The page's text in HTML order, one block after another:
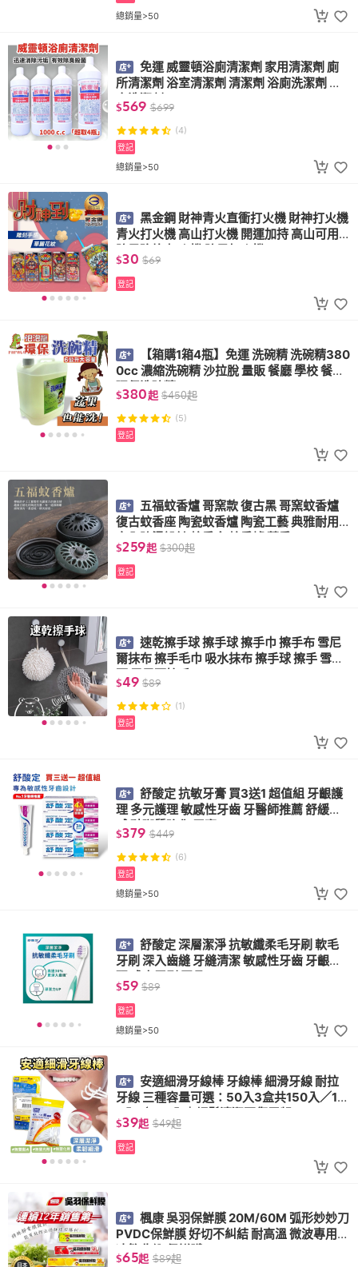
總銷量>50
免運 威靈頓浴廁清潔劑 家用清潔劑 廁
所清潔劑 浴室清潔劑 清潔劑 浴廁洗潔劑 浴
室洗潔劑
$569 $699
(4)
總銷量>50
登記
黑金鋼 財神青火直衝打火機 財神打火機
青火打火機 高山打火機 開運加持 高山可用
防風強焰 打火機 防風打火機
$30 $69
登記
【箱購1箱4瓶】免運 洗碗精 洗碗精380
0cc 濃縮洗碗精 沙拉脫 量販 餐廳 學校 餐盤
環保洗碗精
$380起 $450起
(5)
登記
五福蚊香爐 哥窯款 復古黑 哥窯蚊香爐
復古蚊香座 陶瓷蚊香爐 陶瓷工藝 典雅耐用
安全防燙設計 蚊香盒 蚊香爐 薰香
$259起 $300起
登記
速乾擦手球 擦手球 擦手巾 擦手布 雪尼
爾抹布 擦手毛巾 吸水抹布 擦手球 擦手 雪尼
爾 雪尼爾擦手
$49 $89
(1)
登記
舒酸定 抗敏牙膏 買3送1 超值組 牙齦護
理 多元護理 敏感性牙齒 牙醫師推薦 舒緩敏
感 琺瑯質強化 牙膏
$379 $449
(6)
總銷量>50
登記
舒酸定 深層潔淨 抗敏纖柔毛牙刷 軟毛
牙刷 深入齒縫 牙縫清潔 敏感性牙齒 牙齦護
理 成人牙刷 正品
$59 $89
總銷量>50
登記
安適細滑牙線棒 牙線棒 細滑牙線 耐拉
牙線 三種容量可選：50入3盒共150入／10
0入／300入｜輕鬆清潔不傷牙齦
$39起 $49起
登記
楓康 吳羽保鮮膜 20M/60M 弧形妙妙刀
PVDC保鮮膜 好切不糾結 耐高溫 微波專用
冰箱收納 保鮮膜
$65起 $89起